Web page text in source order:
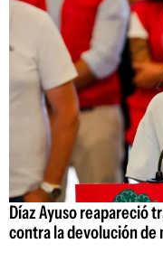
Díaz Ayuso reapareció
contra la devolución de